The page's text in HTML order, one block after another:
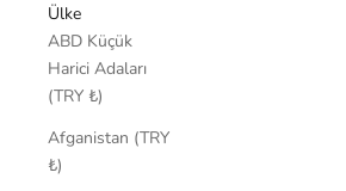
Ülke
ABD Küçük
Harici Adaları
(TRY ₺)
Afganistan (TRY
₺)